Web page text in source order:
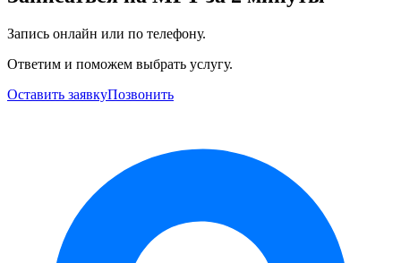
Запись онлайн или по телефону.
Ответим и поможем выбрать услугу.
Оставить заявкуПозвонить